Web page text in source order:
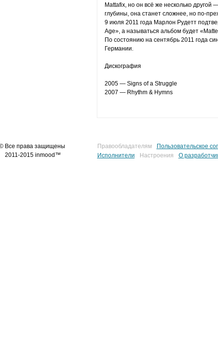
Mattafix, но он всё же несколько
глубины, она станет сложнее, но по-
9 июля 2011 года Марлон Рудетт
Age», а называться альбом будет
По состоянию на сентябрь 2011 года
Германии.
Дискография
2005 — Signs of a Struggle
2007 — Rhythm & Hymns
Все права защищены
2011-2015 inmood™
Правообладателям
Пользовательское
Исполнители
Настроения О